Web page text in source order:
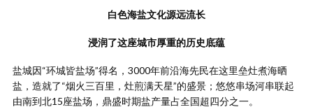
白色海盐文化源远流长
浸润了这座城市厚重的历史底蕴
盐城因“环城皆盐场”得名，3000年前沿海先民在这里垒灶煮海晒
盐，造就了“烟火三百里，灶煎满天星”的盛景；悠悠串场河串联起
由南到北15座盐场，鼎盛时期盐产量占全国超四分之一。